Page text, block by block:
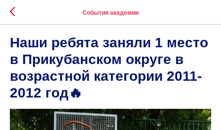
События академии
Наши ребята заняли 1 место
в Прикубанском округе в
возрастной категории 2011-
2012 год🔥